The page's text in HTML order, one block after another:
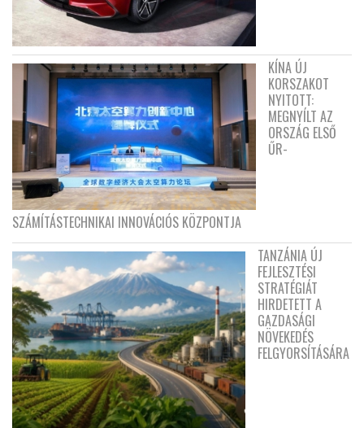
KÍNA ÚJ
KORSZAKOT
NYITOTT:
MEGNYÍLT AZ
ORSZÁG ELSŐ
ŰR-
SZÁMÍTÁSTECHNIKAI INNOVÁCIÓS KÖZPONTJA
TANZÁNIA ÚJ
FEJLESZTÉSI
STRATÉGIÁT
HIRDETETT A
GAZDASÁGI
NÖVEKEDÉS
FELGYORSÍTÁSÁRA